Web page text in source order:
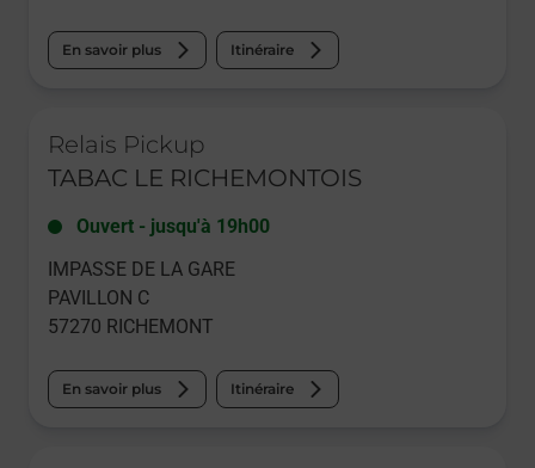
En savoir plus Itinéraire
Relais Pickup
TABAC LE RICHEMONTOIS
Ouvert - jusqu'à 19h00
IMPASSE DE LA GARE
PAVILLON C
57270 RICHEMONT
En savoir plus Itinéraire